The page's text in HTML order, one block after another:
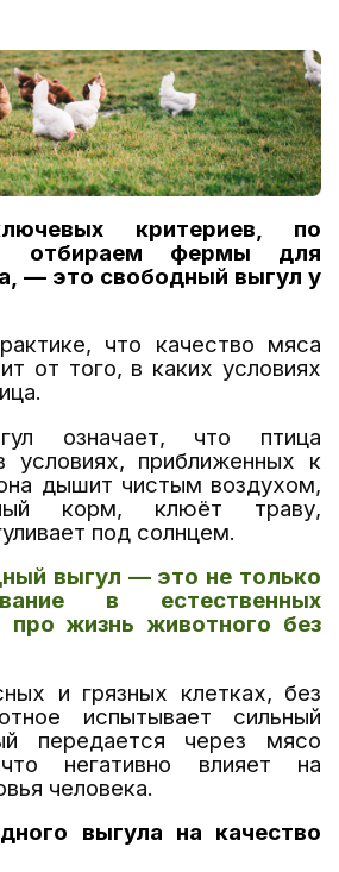
критериев, по
отбираем фермы для
— это свободный выгул у
что качество мяса
от того, в каких условиях
означает, что птица
условиях, приближенных к
на дышит чистым воздухом,
корм, клюёт траву,
под солнцем.
выгул — это не только
в естественных
про жизнь животного без
и грязных клетках, без
испытывает сильный
передается через мясо
негативно влияет на
человека.
выгула на качество